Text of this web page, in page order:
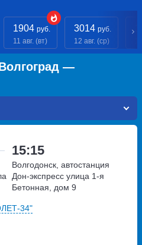
1904 руб.
11 авг. (вт)
3014 руб.
12 авг. (ср)
—
15:15
Волгодонск, автостанция
Дон-экспресс улица 1-я
Бетонная, дом 9
34"